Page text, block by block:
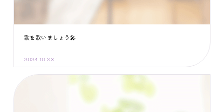
歌を歌いましょう🎤
2024.10.23